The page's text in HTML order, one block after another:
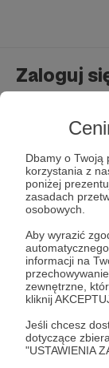
Dbamy o Twoją
korzystania z
poniżej
zasadach
osobowych.
Aby wyrazić
informacji na
zewnętrzne,
kliknij
Jeśli chcesz
dotyczące
"USTAWIENIA
Zaloguj
Zapamiętaj